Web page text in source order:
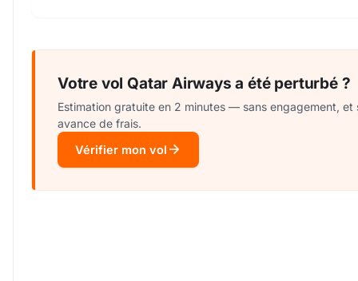
Votre vol Qatar Airways a été perturbé ?
Estimation gratuite en 2 minutes — sans engagement, et
avance de frais.
Vérifier mon vol